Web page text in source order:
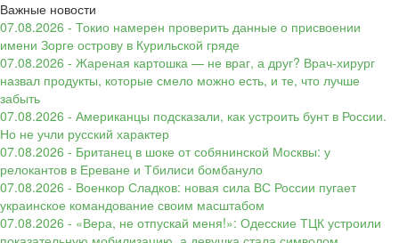
Важные новости
07.08.2026 - Токио намерен проверить данные о присвоении
имени Зорге острову в Курильской гряде
07.08.2026 - Жареная картошка — не враг, а друг? Врач-хирург
назвал продукты, которые смело можно есть, и те, что лучше
забыть
07.08.2026 - Американцы подсказали, как устроить бунт в России.
Но не учли русский характер
07.08.2026 - Британец в шоке от собянинской Москвы: у
релокантов в Ереване и Тбилиси бомбануло
07.08.2026 - Военкор Сладков: новая сила ВС России пугает
украинское командование своим масштабом
07.08.2026 - «Вера, не отпускай меня!»: Одесские ТЦК устроили